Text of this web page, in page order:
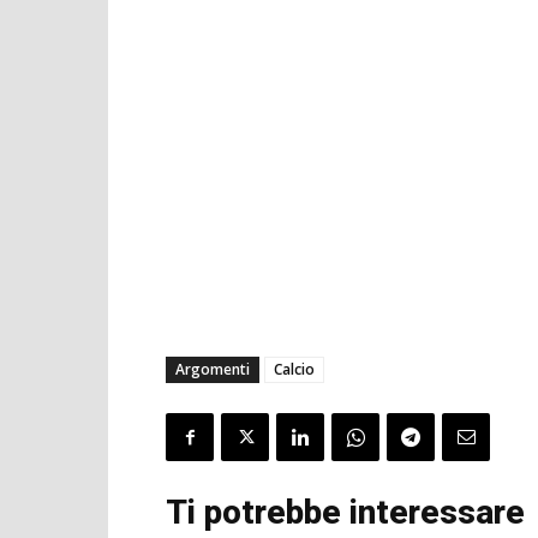
Argomenti Calcio
Ti potrebbe interessare